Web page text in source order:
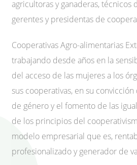
agricultoras y ganaderas, técnicos
gerentes y presidentas de
Cooperativas Agro-alimentarias
trabajando desde años en la
del acceso de las mujeres a los
sus cooperativas, en su
de género y el fomento de las
de los principios del
modelo empresarial que es,
profesionalizado y generador de